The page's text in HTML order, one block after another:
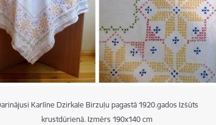
Karlīne Dzirkale Birzuļu pagastā 1920.gados Izšūts
krustdūrienā. Izmērs 190x140 cm